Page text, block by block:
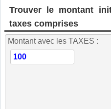
Trouver le montant
taxes comprises
Montant avec les TAXES :